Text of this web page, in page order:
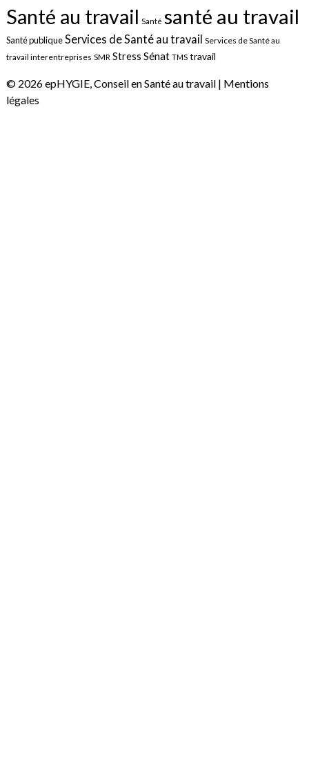
Santé au travail Santé santé au travail
Santé publiqueServices de Santé au travail Services de Santé au
travail interentreprises SMR Stress Sénat TMS travail
© 2026 epHYGIE, Conseil en Santé au travail | Mentions
légales